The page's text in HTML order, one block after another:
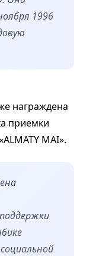
1996
награждена
приемки
MAI».